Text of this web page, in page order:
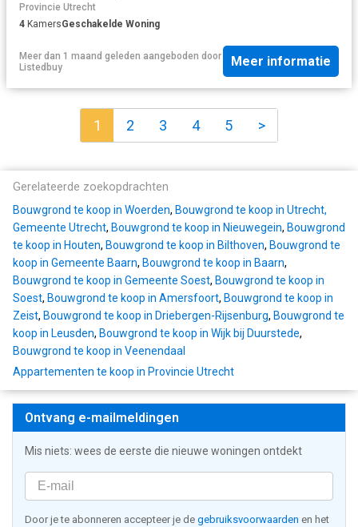
Provincie Utrecht
4 KamersGeschakelde Woning
Meer dan 1 maand geleden aangeboden door
Listedbuy
Meer informatie
1 2 3 4 5 >
Gerelateerde zoekopdrachten
Bouwgrond te koop in Woerden, Bouwgrond te koop in Utrecht,
Gemeente Utrecht, Bouwgrond te koop in Nieuwegein, Bouwgrond
te koop in Houten, Bouwgrond te koop in Bilthoven, Bouwgrond te
koop in Gemeente Baarn, Bouwgrond te koop in Baarn,
Bouwgrond te koop in Gemeente Soest, Bouwgrond te koop in
Soest, Bouwgrond te koop in Amersfoort, Bouwgrond te koop in
Zeist, Bouwgrond te koop in Driebergen-Rijsenburg, Bouwgrond te
koop in Leusden, Bouwgrond te koop in Wijk bij Duurstede,
Bouwgrond te koop in Veenendaal
Appartementen te koop in Provincie Utrecht
Ontvang e-mailmeldingen
Mis niets: wees de eerste die nieuwe woningen ontdekt
Door je te abonneren accepteer je de gebruiksvoorwaarden en het